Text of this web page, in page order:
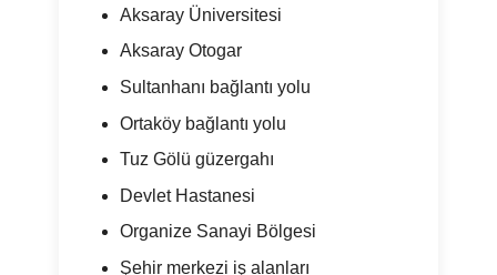
Aksaray Üniversitesi
Aksaray Otogar
Sultanhanı bağlantı yolu
Ortaköy bağlantı yolu
Tuz Gölü güzergahı
Devlet Hastanesi
Organize Sanayi Bölgesi
Şehir merkezi iş alanları